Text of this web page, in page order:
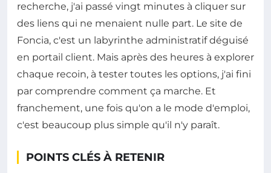
recherche, j'ai passé vingt minutes à cliquer sur
des liens qui ne menaient nulle part. Le site de
Foncia, c'est un labyrinthe administratif déguisé
en portail client. Mais après des heures à explorer
chaque recoin, à tester toutes les options, j'ai fini
par comprendre comment ça marche. Et
franchement, une fois qu'on a le mode d'emploi,
c'est beaucoup plus simple qu'il n'y paraît.
POINTS CLÉS À RETENIR